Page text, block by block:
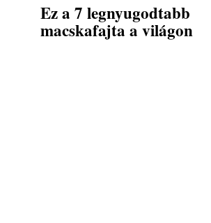
Ez a 7 legnyugodtabb
macskafajta a világon